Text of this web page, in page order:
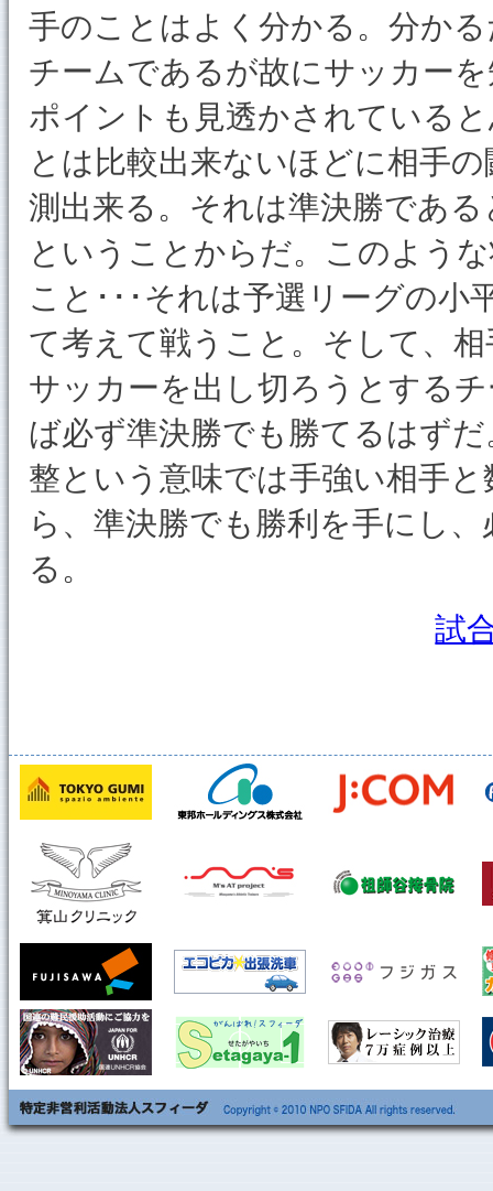
手のことはよく分かる。分か
チームであるが故にサッカー
ポイントも見透かされている
とは比較出来ないほどに相手
測出来る。それは準決勝であ
ということからだ。このよう
こと･･･それは予選リーグの小
て考えて戦うこと。そして、
サッカーを出し切ろうとする
ば必ず準決勝でも勝てるはず
整という意味では手強い相手
ら、準決勝でも勝利を手にし
る。
試